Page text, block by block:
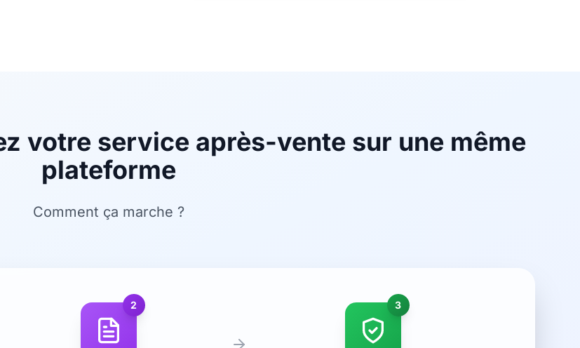
votre service après-vente sur une même
plateforme
Comment ça marche ?
2 3